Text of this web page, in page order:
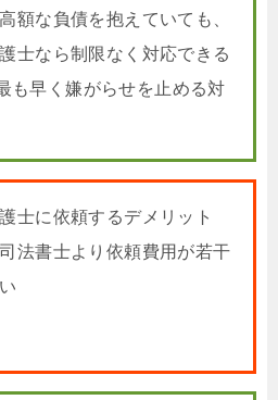
高額な負債を抱えていても、
士なら制限なく対応できる
も早く嫌がらせを止める対
士に依頼するデメリット
司法書士より依頼費用が若干